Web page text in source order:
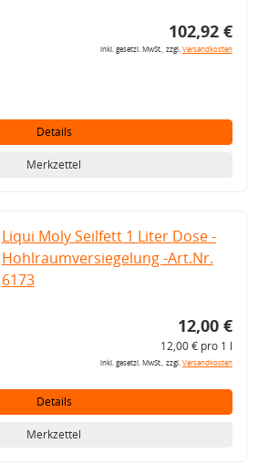
102,92 €
inkl. gesetzl. MwSt., zzgl.Versandkosten
Details
Merkzettel
Liqui Moly Seilfett 1 Liter Dose -
Hohlraumversiegelung -Art.Nr.
6173
12,00 €
12,00 € pro 1 l
inkl. gesetzl. MwSt., zzgl.Versandkosten
Details
Merkzettel